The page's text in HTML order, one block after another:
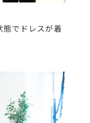
でドレスが着